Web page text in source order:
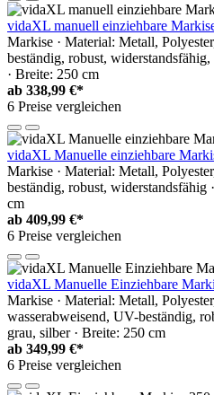
vidaXL manuell einziehbare
Markise · Material: Metall,
beständig, robust,
· Breite: 250 cm
ab 338,99 €*
6 Preise vergleichen
vidaXL Manuelle einziehbare
Markise · Material: Metall,
beständig, robust, widerstandsfähig
cm
ab 409,99 €*
6 Preise vergleichen
vidaXL Manuelle Einziehbare
Markise · Material: Metall,
wasserabweisend, UV-beständig,
grau, silber · Breite: 250 cm
ab 349,99 €*
6 Preise vergleichen